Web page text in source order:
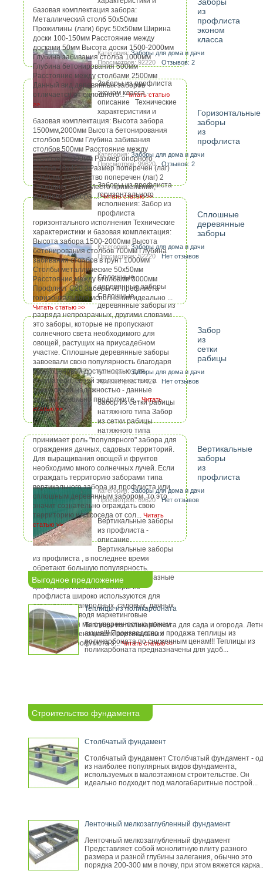
базовая комплектация забора:
Металлический столб 50х50мм
Прожилины (лаги) брус 50х50мм Ширина
доски 100-150мм Расстояние между
досками 50мм Высота доски 1500-2000мм
Глубина забивания столба 1000мм
Глубина бетонирования 500мм
Расстояние между столбами 2500мм
Данный вид деревянных заборов
отличается от сплошного...Читать статью
>>
из
профлиста
эконом
класса
Категория:Заборы для дома и дачи
Просмотров: 92220
Отзывов: 2
Заборы из профлиста
эконом класса -
описание Технические
характеристики и
базовая комплектация: Высота забора
1500мм,2000мм Высота бетонирования
столбов 500мм Глубина забивания
столбов 500мм Расстояние между
столбами 3000мм Размер опорного
столба 40х40мм Размер поперечен (лаг)
20х20мм Количество поперечен (лаг) 2
Профлист — С8 Место применения,
установки забора ...Читать статью >>
Горизонтальные
заборы
из
профлиста
Категория: Заборы для дома и дачи
Просмотров: 99620
Отзывов: 2
Заборы из профлиста
горизонтального
исполнения: Забор из
профлиста
горизонтального исполнения Технические
характеристики и базовая комплектация:
Высота забора 1500-2000мм Высота
бетонирования столбов 700мм Глубина
забивания столбов в грунт 1000мм
Столбы металлические 50х50мм
Расстояние между столбами 3000мм
Профлист С20 Заборы из профлиста
горизонтального исполнения идеально ...
Читать статью >>
Сплошные
деревянные
заборы
Категория: Заборы для дома и дачи
Просмотров: 52220
Нет отзывов
Сплошные
деревянные заборы
Сплошные
деревянные заборы из
разряда непрозрачных, другими словами
это заборы, которые не пропускают
солнечного света необходимого для
овощей, растущих на приусадебном
участке. Сплошные деревянные заборы
завоевали свою популярность благодаря
своей ценовой доступностью для
покупателя, своей экологичностью, а
также своей надежностью - данные
заборы довольно продолжите...Читать
статью >>
Забор
из
сетки
рабицы
Категория:Заборы для дома и дачи
Просмотров: 47420
Нет отзывов
Забор из сетки рабицы
натяжного типа Забор
из сетки рабицы
натяжного типа
принимает роль "популярного" забора для
ограждения дачных, садовых территорий.
Для выращивания овощей и фруктов
необходимо много солнечных лучей. Если
ограждать территорию заборами типа
вертикального забора из профлиста или
сплошным деревянным забором, то это
значит сознательно ограждать свою
территорию или соседа от сол... Читать
статью >>
Вертикальные
заборы
из
профлиста
Категория:Заборы для дома и дачи
Просмотров: 69620
Нет отзывов
Вертикальные заборы
из профлиста -
описание.
Вертикальные заборы
из профлиста , в последнее время
обретают большую популярность.
Благодаря своему разнообразию (разные
цвета) вертикальные заборы из
профлиста широко используются для
ограждения загородных, садовых, дачных
участков. Проводя маркетинговые
исследования мы с уверенностью можем
сказать, что цена наших вертикальных
заборов из профлиста з...Читать статью >>
Выгодное предложение
Теплицы из поликарбоната
Теплицы из поликарбоната для сада и огорода.
акция!!! Производство и продажа теплицы из
поликарбоната по сниженным ценам!!! Теплицы из
поликарбоната предназначены для удоб...
Строительство фундамента
Столбчатый фундамент
Столбчатый фундамент Столбчатый фундамент -
из наиболее популярных видов фундамента,
используемых в малоэтажном строительстве. Он
идеально подходит под малогабаритные построй...
Ленточный мелкозаглубленный фундамент
Ленточный мелкозаглубленный фундамент
Представляет собой монолитную плиту разного
размера и разной глубины залегания, обычно это
порядка 200-300 мм в почву, при этом вяжется